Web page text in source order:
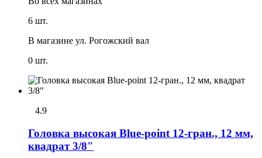
6 шт.
В магазине ул. Рогожский вал
0 шт.
4.9
Головка высокая Blue-point 12-гран., 12 мм,
квадрат 3/8"